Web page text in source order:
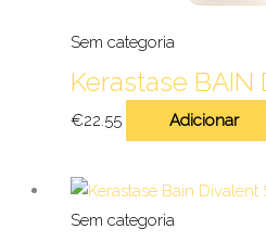
Sem categoria
Kerastase BAIN
€22.55 Adicionar
Sem categoria